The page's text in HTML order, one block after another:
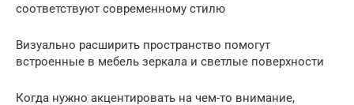
соответствуют современному стилю
Визуально расширить пространство помогут
встроенные в мебель зеркала и светлые поверхности
Когда нужно акцентировать на чем-то внимание,